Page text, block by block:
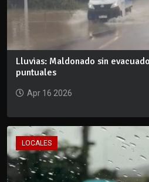
Lluvias: Maldonado sin
puntuales
Apr 16 2026
LOCALES